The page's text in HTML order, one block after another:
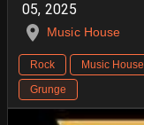
05, 2025
Music House
Rock Music House
Grunge